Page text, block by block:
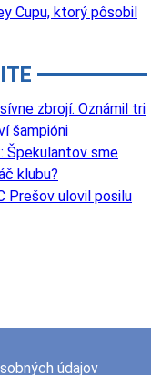
Cupu, ktorý pôsobil
zbrojí. Oznámil tri
šampióni
Špekulantov sme
klubu?
Prešov ulovil posilu
údajov